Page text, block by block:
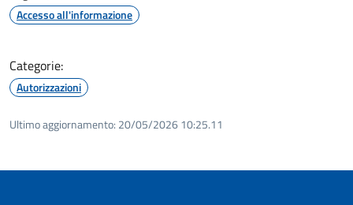
Accesso all'informazione
Categorie:
Autorizzazioni
Ultimo aggiornamento: 20/05/2026 10:25.11